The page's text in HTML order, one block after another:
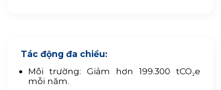
Tác động đa chiều:
Môi trường: Giảm hơn 199.300 tCO₂e
mỗi năm.